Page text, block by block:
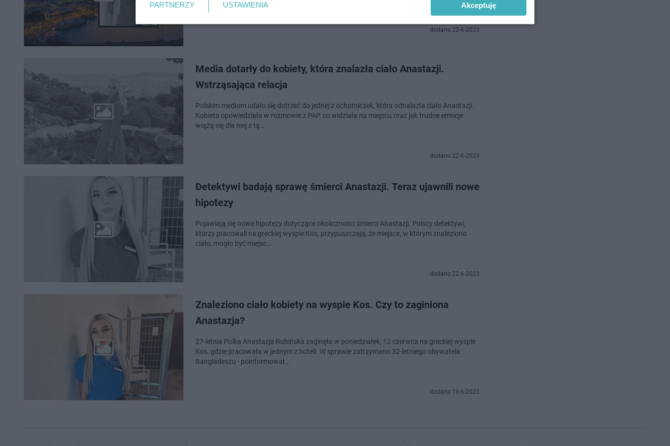
dodano 23-6-2023
Media dotarły do kobiety, która znalazła ciało Anastazji.
Wstrząsająca relacja
Polskim mediom udało się dotrzeć do jednej z ochotniczek, która odnalazła ciało Anastazji.
Kobieta opowiedziała w rozmowie z PAP, co widziała na miejscu oraz jak trudne emocje
wiążą się dla niej z tą…
dodano 22-6-2023
Detektywi badają sprawę śmierci Anastazji. Teraz ujawnili nowe
hipotezy
Pojawiają się nowe hipotezy dotyczące okoliczności śmierci Anastazji. Polscy detektywi,
którzy pracowali na greckiej wyspie Kos, przypuszczają, że miejsce, w którym znaleziono
ciało, mogło być miejsc…
dodano 22-6-2023
Znaleziono ciało kobiety na wyspie Kos. Czy to zaginiona
Anastazja?
27-letnia Polka Anastazja Rubińska zaginęła w poniedziałek, 12 czerwca na greckiej wyspie
Kos, gdzie pracowała w jednym z hoteli. W sprawie zatrzymano 32-letniego obywatela
Bangladeszu - poinformował…
dodano 18-6-2023
PARTNERZY USTAWIENIA Akceptuję